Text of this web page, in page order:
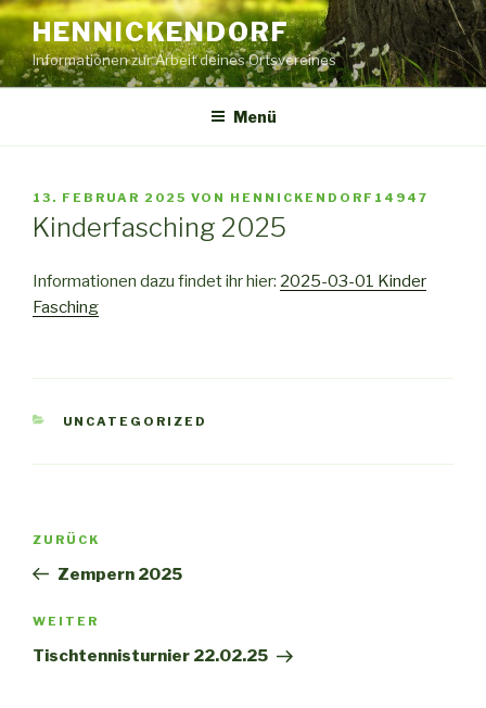
Zum
Inhalt
springen
HENNICKENDORF
Informationen zur Arbeit deines Ortsvereines
Menü
VERÖFFENTLICHT
AM
13. FEBRUAR 2025 VON HENNICKENDORF14947
Kinderfasching 2025
Informationen dazu findet ihr hier: 2025-03-01 Kinder
Fasching
KATEGORIEN
UNCATEGORIZED
Beitragsnavigation
Vorheriger
Beitrag
ZURÜCK
Zempern 2025
Nächster
Beitrag
WEITER
Tischtennisturnier 22.02.25